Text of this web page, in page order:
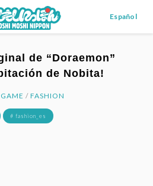
Español
de “Doraemon”
de Nobita!
/ FASHION
# fashion_es